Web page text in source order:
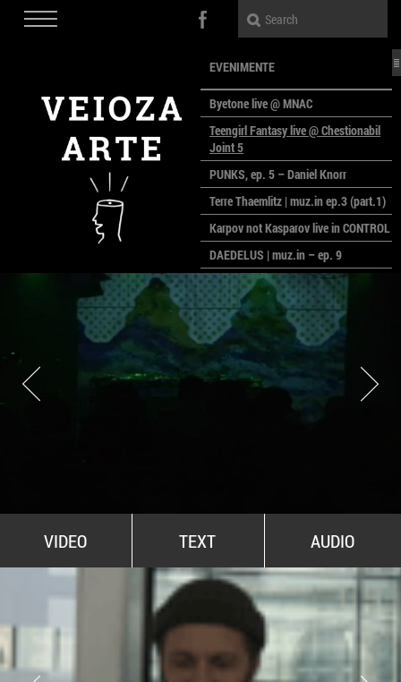
EVENIMENTE
Byetone live @ MNAC
Teengirl Fantasy live @ Chestionabil
Joint 5
PUNKS, ep. 5 – Daniel Knorr
Terre Thaemlitz | muz.in ep.3 (part.1)
Karpov not Kasparov live in CONTROL
DAEDELUS | muz.in – ep. 9
LALELE, LALELE – prima premieră a
anului la MACAZ
CinePOLSKA – filme poloneze la
București
PEOPLE OF ROMANIA se lansează la
galeria Simeza
All Stars For Outernational
VIDEO TEXT AUDIO